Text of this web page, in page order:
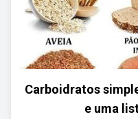
Carboidratos
e uma